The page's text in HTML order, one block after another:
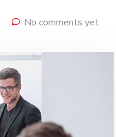
No comments yet